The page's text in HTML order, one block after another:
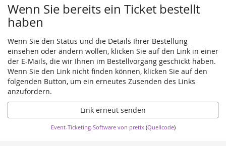
Wenn Sie bereits ein Ticket bestellt
haben
Wenn Sie den Status und die Details Ihrer Bestellung
einsehen oder ändern wollen, klicken Sie auf den Link in einer
der E-Mails, die wir Ihnen im Bestellvorgang geschickt haben.
Wenn Sie den Link nicht finden können, klicken Sie auf den
folgenden Button, um ein erneutes Zusenden des Links
anzufordern.
Link erneut senden
Event-Ticketing-Software von pretix(Quellcode)